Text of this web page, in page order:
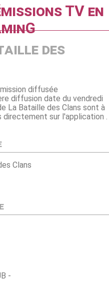
TV en
des
diffusée
diffusion date du vendredi
La Bataille des Clans sont à
directement sur l'application .
Clans
-